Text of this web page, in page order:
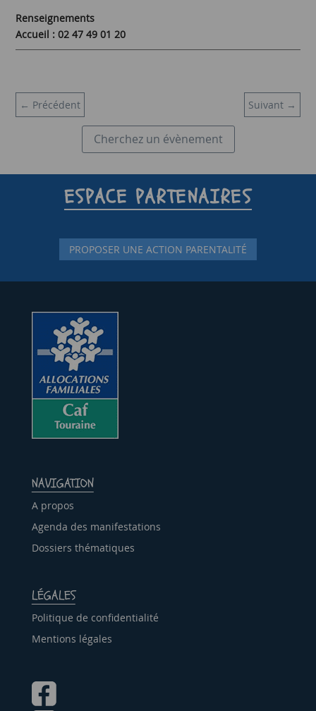
Renseignements
Accueil : 02 47 49 01 20
← Précédent Suivant→
Cherchez un évènement
ESPACE PARTENAIRES
PROPOSER UNE ACTION PARENTALITÉ
NAVIGATION
A propos
Agenda des manifestations
Dossiers thématiques
LÉGALES
Politique de confidentialité
Mentions légales